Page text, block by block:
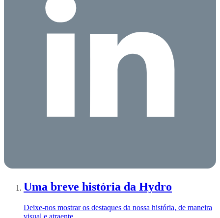
Uma breve história da Hydro
Deixe-nos mostrar os destaques da nossa história, de maneira